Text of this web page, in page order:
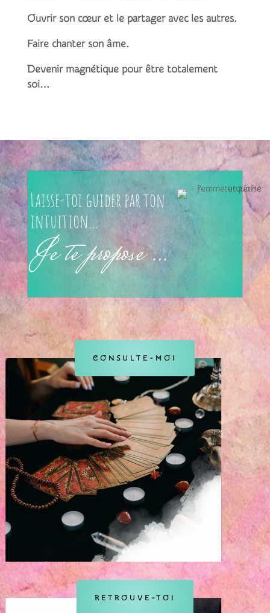
Ouvrir son cœur et le partager avec les autres.
Faire chanter son âme.
Devenir magnétique pour être totalement
soi…
Laisse-toi guider par ton
intuition…
Je te propose …
CONSULTE-MOI
RETROUVE-TOI